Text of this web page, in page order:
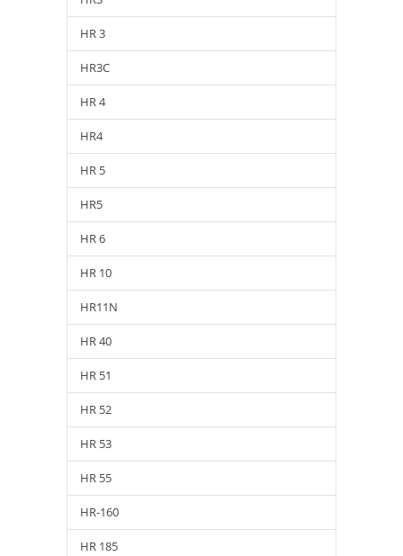
HR 3
HR3C
HR 4
HR4
HR 5
HR5
HR 6
HR 10
HR11N
HR 40
HR 51
HR 52
HR 53
HR 55
HR-160
HR 185